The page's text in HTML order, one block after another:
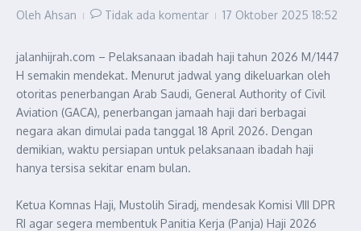
Oleh Ahsan Tidak ada komentar 17 Oktober 2025 18:52
jalanhijrah.com – Pelaksanaan ibadah haji tahun 2026 M/1447
H semakin mendekat. Menurut jadwal yang dikeluarkan oleh
otoritas penerbangan Arab Saudi, General Authority of Civil
Aviation (GACA), penerbangan jamaah haji dari berbagai
negara akan dimulai pada tanggal 18 April 2026. Dengan
demikian, waktu persiapan untuk pelaksanaan ibadah haji
hanya tersisa sekitar enam bulan.
Ketua Komnas Haji, Mustolih Siradj, mendesak Komisi VIII DPR
RI agar segera membentuk Panitia Kerja (Panja) Haji 2026